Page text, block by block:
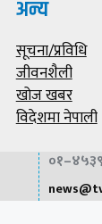
अन्य
सूचना/प्रविधि
जीवनशैली
खोज खबर
विदेशमा नेपाली
news@